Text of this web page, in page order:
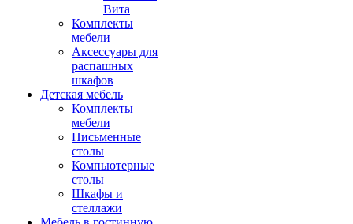
Вита
Комплекты
мебели
Аксессуары для
распашных
шкафов
Детская мебель
Комплекты
мебели
Письменные
столы
Компьютерные
столы
Шкафы и
стеллажи